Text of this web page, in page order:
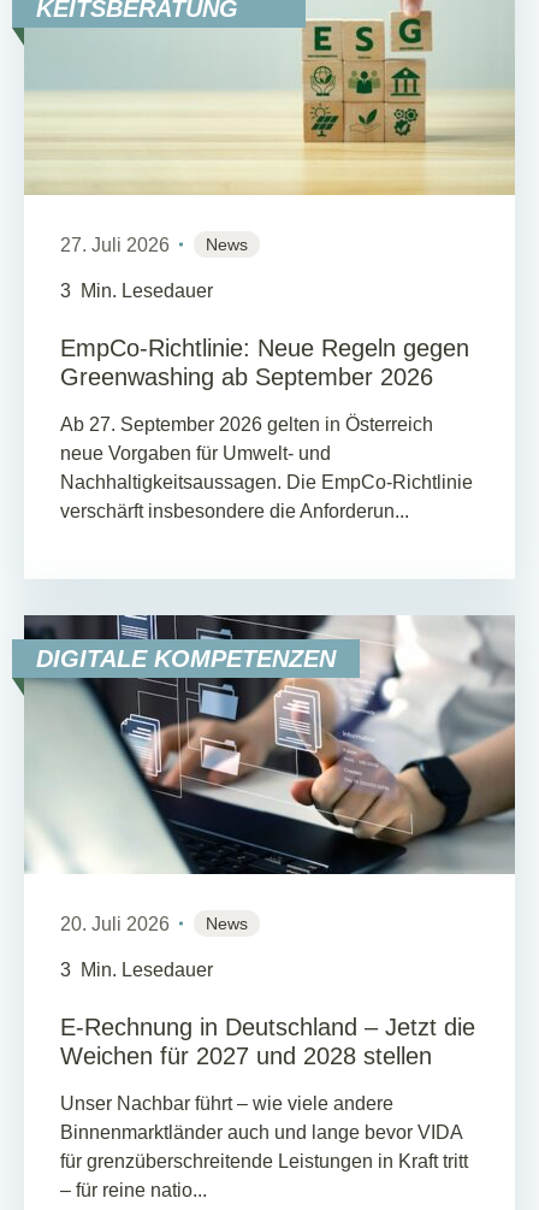
KEITSBERATUNG
27. Juli 2026 News
3 Min. Lesedauer
EmpCo-Richtlinie: Neue Regeln gegen
Greenwashing ab September 2026
Ab 27. September 2026 gelten in Österreich
neue Vorgaben für Umwelt- und
Nachhaltigkeitsaussagen. Die EmpCo-Richtlinie
verschärft insbesondere die Anforderun...
DIGITALE KOMPETENZEN
20. Juli 2026 News
3 Min. Lesedauer
E-Rechnung in Deutschland – Jetzt die
Weichen für 2027 und 2028 stellen
Unser Nachbar führt – wie viele andere
Binnenmarktländer auch und lange bevor VIDA
für grenzüberschreitende Leistungen in Kraft tritt
– für reine natio...